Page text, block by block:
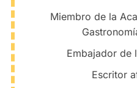
Miembro de la
Embajador de
Escritor